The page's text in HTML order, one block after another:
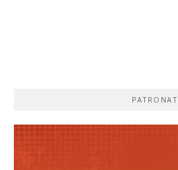
PATRONAT